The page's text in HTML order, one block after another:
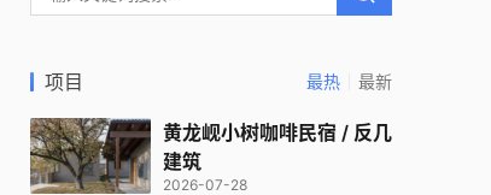
项目 最热 最新
黄龙岘小树咖啡民宿 / 反几
建筑
2026-07-28